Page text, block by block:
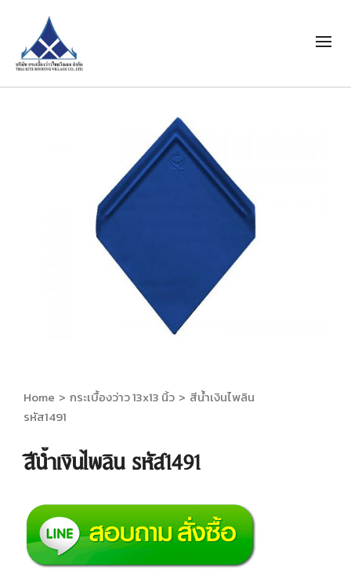
Home > กระเบื้องว่าว 13x13 นิ้ว > สีน้ำเงินไพลิน
รหัส1491
สีน้ำเงินไพลิน รหัส1491